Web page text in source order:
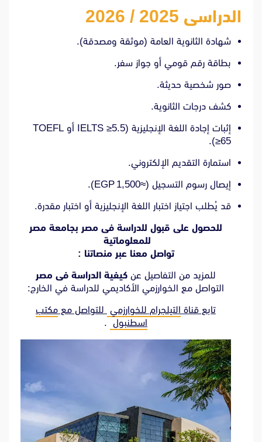
الدراسى 2025 / 2026
شهادة الثانوية العامة (موثقة ومصدقة).
بطاقة رقم قومي أو جواز سفر.
صور شخصية حديثة.
كشف درجات الثانوية.
إثبات إجادة اللغة الإنجليزية (IELTS ≥5.5 أو TOEFL
≥65).
استمارة التقديم الإلكتروني.
إيصال رسوم التسجيل (≈1,500 EGP).
قد يُطلب اجتياز اختبار اللغة الإنجليزية أو اختبار مقدرة.
للحصول على قبول للدراسة فى مصر بجامعة مصر
للمعلوماتية
تواصل معنا عبر منصاتنا :
للمزيد من التفاصيل عن كيفية الدراسة فى مصر
التواصل مع الخوارزمي الأكاديمي للدراسة في الخارج:
تابع قناة التيلجرام للخوارزمي للتواصل مع مكتب
اسطنبول .